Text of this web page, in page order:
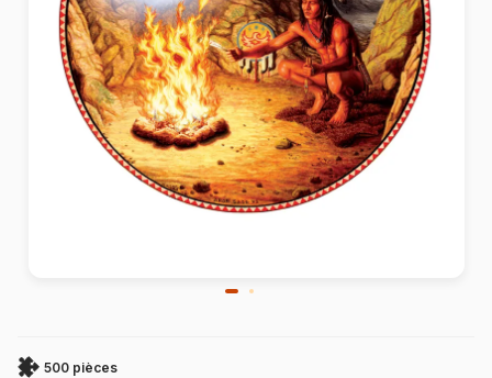
500 pièces